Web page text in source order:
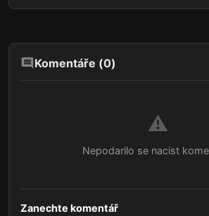
Komentáře (0)
⚠️
Nepodarilo se nacist
Zanechte komentář